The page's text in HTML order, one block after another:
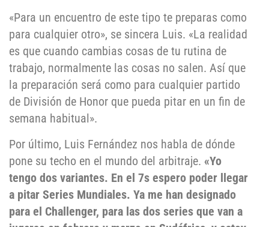
«Para un encuentro de este tipo te preparas como
para cualquier otro», se sincera Luis. «La realidad
es que cuando cambias cosas de tu rutina de
trabajo, normalmente las cosas no salen. Así que
la preparación será como para cualquier partido
de División de Honor que pueda pitar en un fin de
semana habitual».
Por último, Luis Fernández nos habla de dónde
pone su techo en el mundo del arbitraje. «Yo
tengo dos variantes. En el 7s espero poder llegar
a pitar Series Mundiales. Ya me han designado
para el Challenger, para las dos series que van a